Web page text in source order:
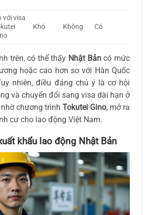
với visa
Khó Không Có
trên, có thể thấy Nhật Bảncó mức
hoặc cao hơn so với Hàn Quốc
nhiên, điều đáng chú ý là cơ hội
và chuyển đổi sang visa dài hạn ở
chương trình Tokutei Gino, mở ra
cư cho lao động Việt Nam.
khẩu lao động Nhật Bản